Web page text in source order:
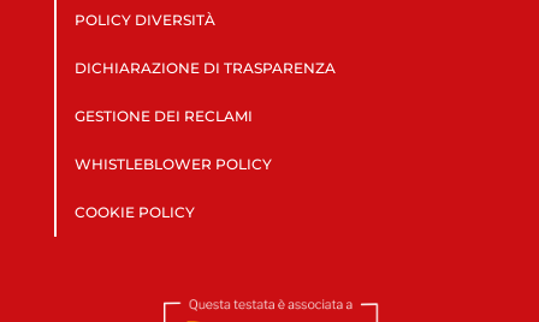
POLICY DIVERSITÀ
DICHIARAZIONE DI TRASPARENZA
GESTIONE DEI RECLAMI
WHISTLEBLOWER POLICY
COOKIE POLICY